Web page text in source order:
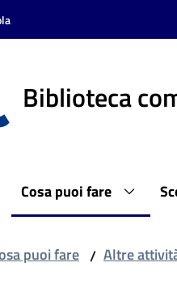
Biblioteca
Cosa puoi fare
puoi fare / Altre